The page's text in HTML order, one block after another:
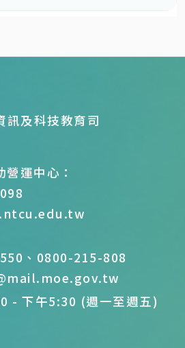
訊及科技教育司
運中心：
、0800-215-808
- 下午5:30 (週一至週五)